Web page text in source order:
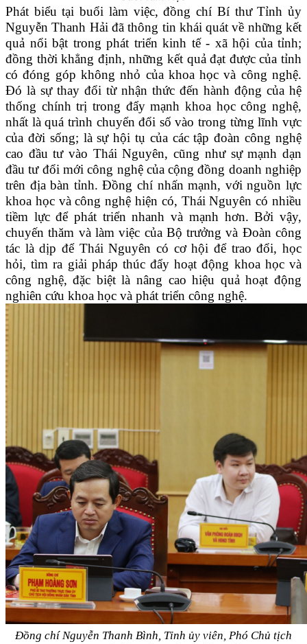
Phát biểu tại buổi làm việc, đồng chí Bí thư Tỉnh ủy
Nguyễn Thanh Hải đã thông tin khái quát về những kết
quả nổi bật trong phát triển kinh tế - xã hội của tỉnh;
đồng thời khẳng định, những kết quả đạt được của tỉnh
có đóng góp không nhỏ của khoa học và công nghệ.
Đó là sự thay đổi từ nhận thức đến hành động của hệ
thống chính trị trong đẩy mạnh khoa học công nghệ,
nhất là quá trình chuyển đổi số vào trong từng lĩnh vực
của đời sống; là sự hội tụ của các tập đoàn công nghệ
cao đầu tư vào Thái Nguyên, cũng như sự mạnh dạn
đầu tư đổi mới công nghệ của cộng đồng doanh nghiệp
trên địa bàn tỉnh. Đồng chí nhấn mạnh, với nguồn lực
khoa học và công nghệ hiện có, Thái Nguyên có nhiều
tiềm lực để phát triển nhanh và mạnh hơn. Bởi vậy,
chuyến thăm và làm việc của Bộ trưởng và Đoàn công
tác là dịp để Thái Nguyên có cơ hội để trao đổi, học
hỏi, tìm ra giải pháp thúc đẩy hoạt động khoa học và
công nghệ, đặc biệt là nâng cao hiệu quả hoạt động
nghiên cứu khoa học và phát triển công nghệ.
Đồng chí Nguyễn Thanh Bình, Tỉnh ủy viên, Phó Chủ tịch